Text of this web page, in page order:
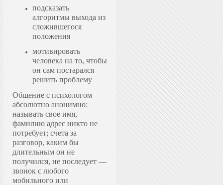
подсказать
алгоритмы выхода из
сложившегося
положения
мотивировать
человека на то, чтобы
он сам постарался
решить проблему
Общение с психологом
абсолютно анонимно:
называть свое имя,
фамилию адрес никто не
потребует; счета за
разговор, каким бы
длительным он не
получился, не последует —
звонок с любого
мобильного или